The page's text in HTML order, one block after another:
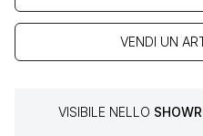
VENDI UN
VISIBILE NELLO